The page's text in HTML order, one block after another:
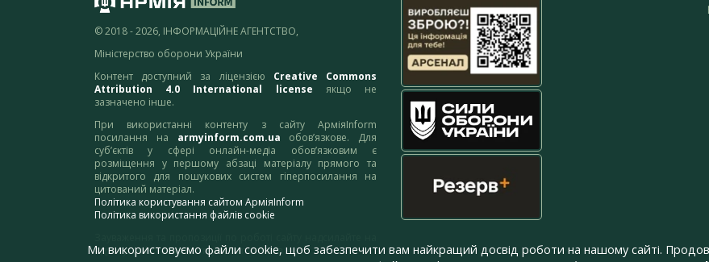
© 2018 - 2026, ІНФОРМАЦІЙНЕ АГЕНТСТВО,
Міністерство оборони України
Контент доступний за ліцензією Creative Commons
Attribution 4.0 International license якщо не
зазначено інше.
При використанні контенту з сайту АрміяInform
посилання на armyinform.com.ua обов’язкове. Для
суб’єктів у сфері онлайн-медіа обов’язковим є
розміщення у першому абзаці матеріалу прямого та
відкритого для пошукових систем гіперпосилання на
цитований матеріал.
Політика користування сайтом АрміяInform
Політика використання файлів cookie
адресу:webmaster@armyinform.com.ua
Ми використовуємо файли cookie, щоб забезпечити вам найкращий досвід роботи на нашому сайті.